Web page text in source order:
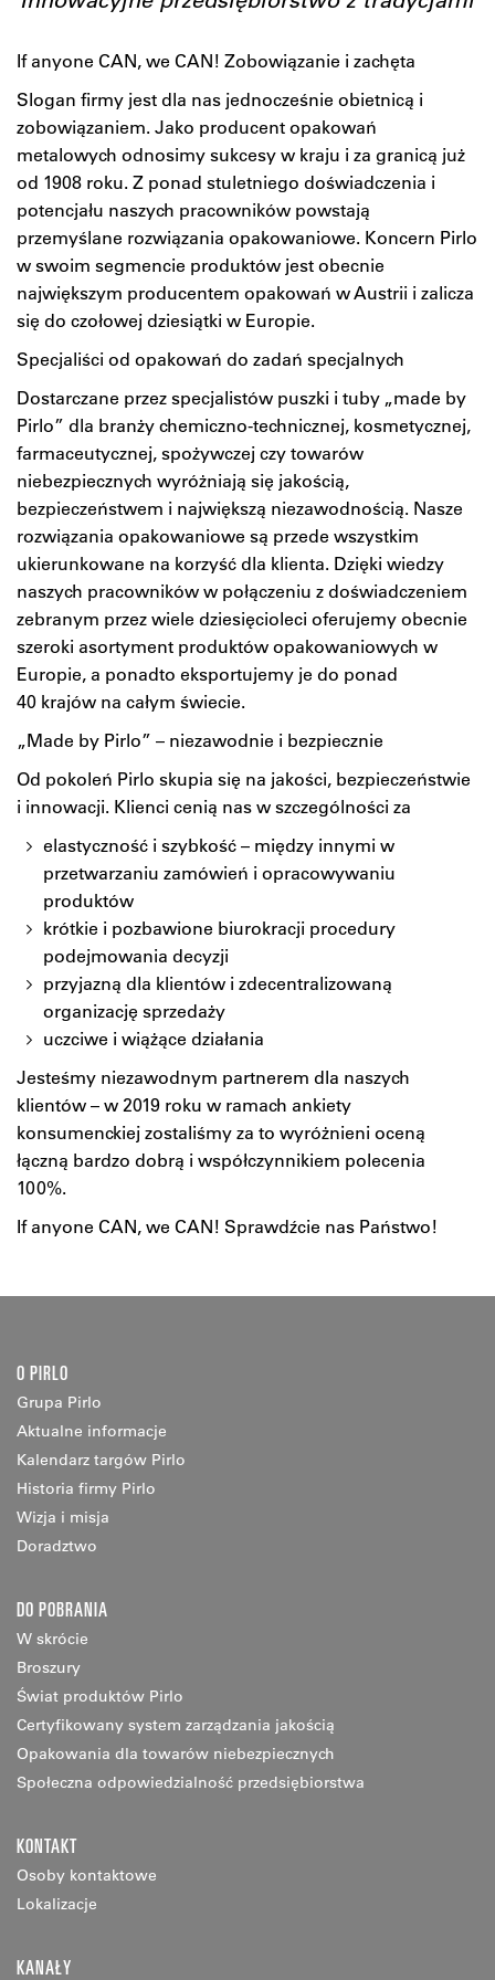
If anyone CAN, we CAN! Zobowiązanie i zachęta
Slogan firmy jest dla nas jednocześnie obietnicą i
zobowiązaniem. Jako producent opakowań
metalowych odnosimy sukcesy w kraju i za granicą już
od 1908 roku. Z ponad stuletniego doświadczenia i
potencjału naszych pracowników powstają
przemyślane rozwiązania opakowaniowe. Koncern Pirlo
w swoim segmencie produktów jest obecnie
największym producentem opakowań w Austrii i zalicza
się do czołowej dziesiątki w Europie.
Specjaliści od opakowań do zadań specjalnych
Dostarczane przez specjalistów puszki i tuby „made by
Pirlo” dla branży chemiczno-technicznej, kosmetycznej,
farmaceutycznej, spożywczej czy towarów
niebezpiecznych wyróżniają się jakością,
bezpieczeństwem i największą niezawodnością. Nasze
rozwiązania opakowaniowe są przede wszystkim
ukierunkowane na korzyść dla klienta. Dzięki wiedzy
naszych pracowników w połączeniu z doświadczeniem
zebranym przez wiele dziesięcioleci oferujemy obecnie
szeroki asortyment produktów opakowaniowych w
Europie, a ponadto eksportujemy je do ponad
40 krajów na całym świecie.
„Made by Pirlo” – niezawodnie i bezpiecznie
Od pokoleń Pirlo skupia się na jakości, bezpieczeństwie
i innowacji. Klienci cenią nas w szczególności za
elastyczność i szybkość – między innymi w
przetwarzaniu zamówień i opracowywaniu
produktów
krótkie i pozbawione biurokracji procedury
podejmowania decyzji
przyjazną dla klientów i zdecentralizowaną
organizację sprzedaży
uczciwe i wiążące działania
Jesteśmy niezawodnym partnerem dla naszych
klientów – w 2019 roku w ramach ankiety
konsumenckiej zostaliśmy za to wyróżnieni oceną
łączną bardzo dobrą i współczynnikiem polecenia
100%.
If anyone CAN, we CAN! Sprawdźcie nas Państwo!
O PIRLO
Grupa Pirlo
Aktualne informacje
Kalendarz targów Pirlo
Historia firmy Pirlo
Wizja i misja
Doradztwo
DO POBRANIA
W skrócie
Broszury
Świat produktów Pirlo
Certyfikowany system zarządzania jakością
Opakowania dla towarów niebezpiecznych
Społeczna odpowiedzialność przedsiębiorstwa
KONTAKT
Osoby kontaktowe
Lokalizacje
KANAŁY